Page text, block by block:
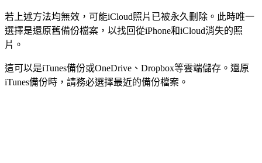
若上述方法均無效，可能iCloud照片已被永久刪除。此時唯一
選擇是還原舊備份檔案，以找回從iPhone和iCloud消失的照
片。
這可以是iTunes備份或OneDrive、Dropbox等雲端儲存。還原
iTunes備份時，請務必選擇最近的備份檔案。